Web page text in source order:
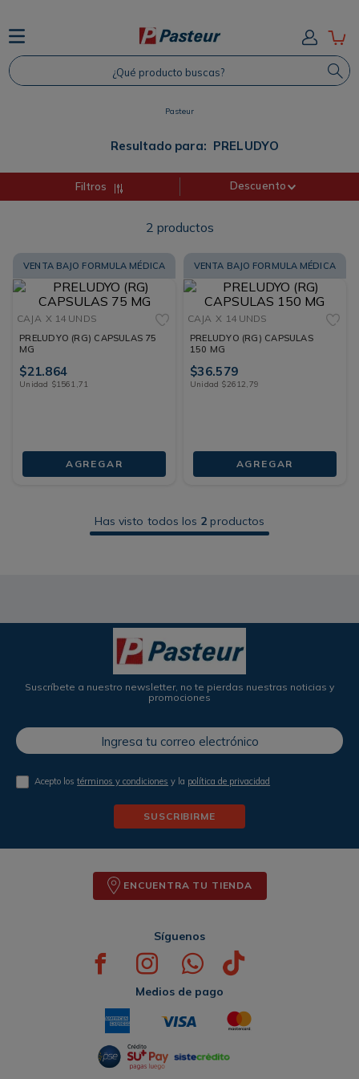
¿Qué producto buscas?
Pasteur
Resultado para: PRELUDYO
Filtros Descuento
2 productos
VENTA BAJO FORMULA MÉDICA
CAJA X 14 UNDS
PRELUDYO (RG) CAPSULAS 75
MG
$21.864
Unidad $1561,71
AGREGAR
VENTA BAJO FORMULA MÉDICA
CAJA X 14 UNDS
PRELUDYO (RG) CAPSULAS
150 MG
$36.579
Unidad $2612,79
AGREGAR
Has visto todos los 2 productos
Suscríbete a nuestro newsletter, no te pierdas nuestras noticias y
promociones
Acepto lostérminos y condiciones y la política de privacidad
SUSCRIBIRME
ENCUENTRA TU TIENDA
Síguenos
Medios de pago
TÉRMINOS MÁS BUSCADOS
1
2. Proteina